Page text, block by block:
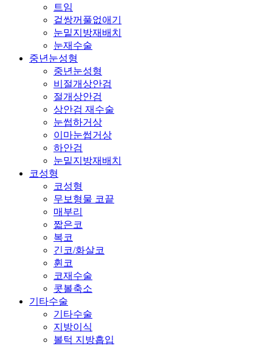
트임
겉쌍꺼풀없애기
눈밑지방재배치
눈재수술
중년눈성형
중년눈성형
비절개상안검
절개상안검
상안검 재수술
눈썹하거상
이마눈썹거상
하안검
눈밑지방재배치
코성형
코성형
무보형물 코끝
매부리
짧은코
복코
긴코/화살코
휜코
코재수술
콧볼축소
기타수술
기타수술
지방이식
볼턱 지방흡입